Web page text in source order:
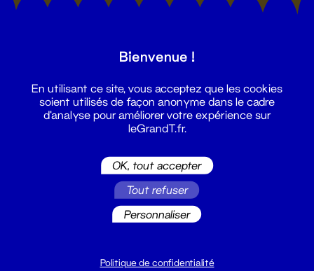
billetterie@leGrandT.fr
Bienvenue !
En utilisant ce site, vous acceptez que les cookies
soient utilisés de façon anonyme dans le cadre
d'analyse pour améliorer votre expérience sur
leGrandT.fr.
OK, tout accepter
Tout refuser
Personnaliser
Politique de confidentialité